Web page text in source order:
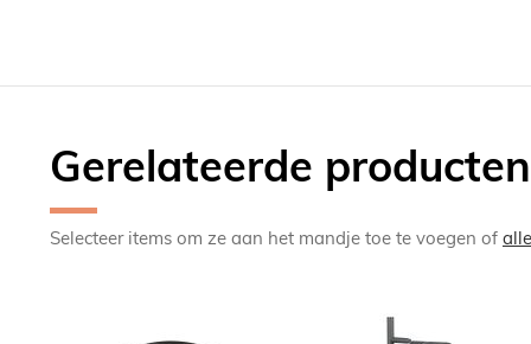
Gerelateerde producten
Selecteer items om ze aan het mandje toe te voegen of